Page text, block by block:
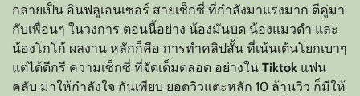
กลายเป็น อินฟลูเอนเซอร์ สายเซ็กซี่ ที่กำลังมาแรงมาก ตีคู่มา
กับเพื่อนๆ ในวงการ ตอนนี้อย่าง น้องมันบด น้องแมวดำ และ
น้องโกโก้ ผลงาน หลักก็คือ การทำคลิปสั้น ที่เน้นเต้นโยกเบาๆ
แต่ได้ดีกรี ความเซ็กซี่ ที่จัดเต็มตลอด อย่างใน Tiktok แฟน
คลับ มาให้กำลังใจ กันเพียบ ยอดวิวแตะหลัก 10 ล้านวิว ก็มีให้